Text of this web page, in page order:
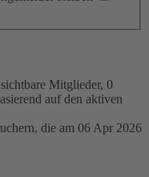
Mitglieder, 0
auf den aktiven
die am 06 Apr 2026